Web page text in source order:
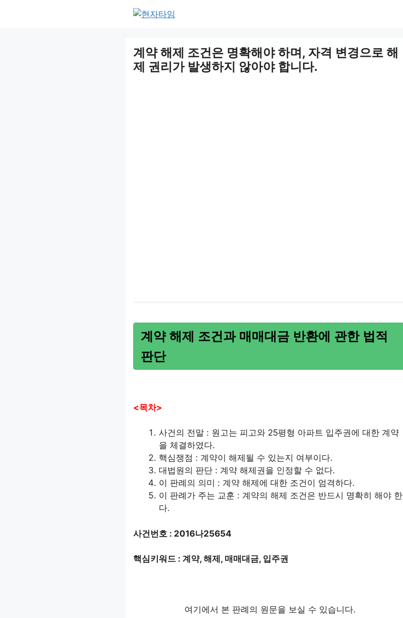
계약 해제 조건은 명확해야 하며, 자격 변경으로 해
제 권리가 발생하지 않아야 합니다.
계약 해제 조건과 매매대금 반환에 관한 법적
판단
<목차>
사건의 전말 : 원고는 피고와 25평형 아파트 입주권에 대한 계약
을 체결하였다.
핵심쟁점 : 계약이 해제될 수 있는지 여부이다.
대법원의 판단 : 계약 해제권을 인정할 수 없다.
이 판례의 의미 : 계약 해제에 대한 조건이 엄격하다.
이 판례가 주는 교훈 : 계약의 해제 조건은 반드시 명확히 해야 한
다.
사건번호 : 2016나25654
핵심키워드 : 계약, 해제, 매매대금, 입주권
여기에서 본 판례의 원문을 보실 수 있습니다.